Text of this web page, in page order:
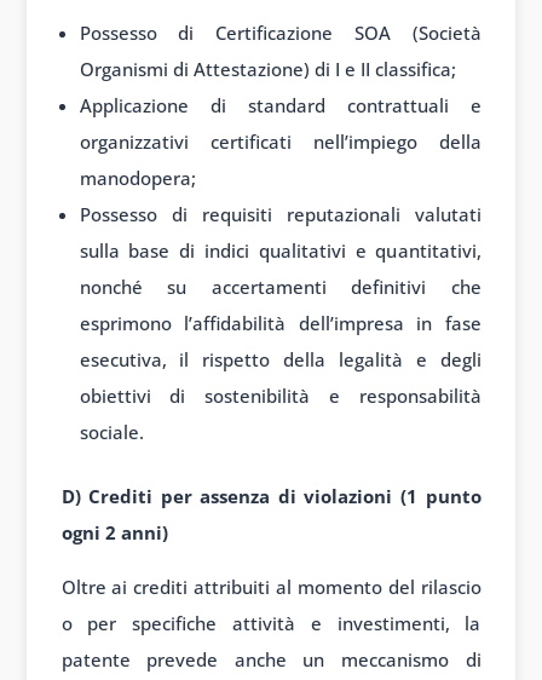
Possesso di Certificazione SOA (Società
Organismi di Attestazione) di I e II classifica;
Applicazione di standard contrattuali e
organizzativi certificati nell’impiego della
manodopera;
Possesso di requisiti reputazionali valutati
sulla base di indici qualitativi e quantitativi,
nonché su accertamenti definitivi che
esprimono l’affidabilità dell’impresa in fase
esecutiva, il rispetto della legalità e degli
obiettivi di sostenibilità e responsabilità
sociale.
D) Crediti per assenza di violazioni (1 punto
ogni 2 anni)
Oltre ai crediti attribuiti al momento del rilascio
o per specifiche attività e investimenti, la
patente prevede anche un meccanismo di